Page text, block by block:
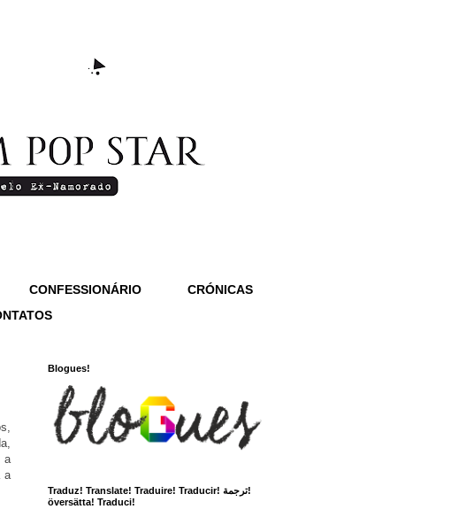
CONFESSIONÁRIO
CRÓNICAS
a
a
Blogues!
Traduz! Translate! Traduire! Traducir! ترجمة!
översätta! Traduci!